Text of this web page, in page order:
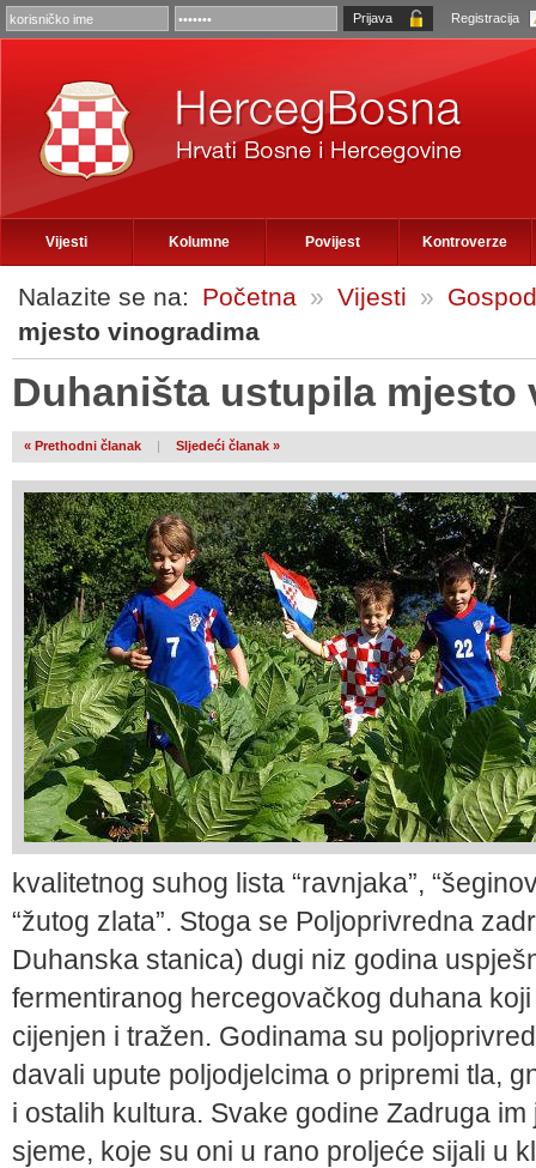
Registracija
Vijesti Kolumne Povijest Kontroverze
Nalazite se na: Početna » Vijesti »
mjesto vinogradima
Duhaništa ustupila mjesto
« Prethodni članak | Sljedeći članak »
kvalitetnog suhog lista “ravnjaka”,
“žutog zlata”. Stoga se Poljoprivredna
Duhanska stanica) dugi niz godina
fermentiranog hercegovačkog duhana
cijenjen i tražen. Godinama su
davali upute poljodjelcima o pripremi tla,
i ostalih kultura. Svake godine Zadruga
sjeme, koje su oni u rano proljeće sijali u